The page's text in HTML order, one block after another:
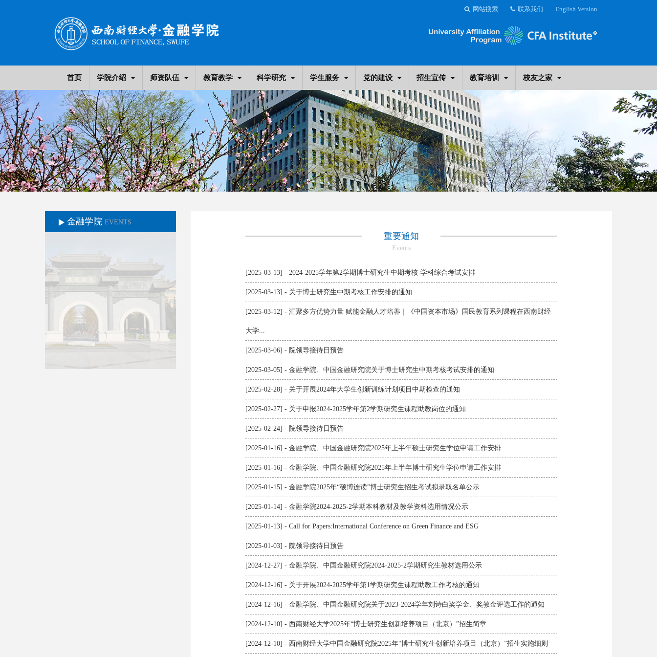
English Version
联系我们
网站搜索
首页 学院介绍 师资队伍 教育教学 科学研究 学生服务 党的建设 招生宣传 教育培训 校友之家
金融学院 EVENTS
重要通知
Events
[2025-03-13] - 2024-2025学年第2学期博士研究生中期考核-学科综合考试安排
[2025-03-13] - 关于博士研究生中期考核工作安排的通知
[2025-03-12] - 汇聚多方优势力量 赋能金融人才培养｜《中国资本市场》国民教育系列课程在西南财经
大学...
[2025-03-06] - 院领导接待日预告
[2025-03-05] - 金融学院、中国金融研究院关于博士研究生中期考核考试安排的通知
[2025-02-28] - 关于开展2024年大学生创新训练计划项目中期检查的通知
[2025-02-27] - 关于申报2024-2025学年第2学期研究生课程助教岗位的通知
[2025-02-24] - 院领导接待日预告
[2025-01-16] - 金融学院、中国金融研究院2025年上半年硕士研究生学位申请工作安排
[2025-01-16] - 金融学院、中国金融研究院2025年上半年博士研究生学位申请工作安排
[2025-01-15] - 金融学院2025年“硕博连读”博士研究生招生考试拟录取名单公示
[2025-01-14] - 金融学院2024-2025-2学期本科教材及教学资料选用情况公示
[2025-01-13] - Call for Papers:International Conference on Green Finance and ESG
[2025-01-03] - 院领导接待日预告
[2024-12-27] - 金融学院、中国金融研究院2024-2025-2学期研究生教材选用公示
[2024-12-16] - 关于开展2024-2025学年第1学期研究生课程助教工作考核的通知 ​
[2024-12-16] - 金融学院、中国金融研究院关于2023-2024学年刘诗白奖学金、奖教金评选工作的通知
[2024-12-10] - 西南财经大学2025年“博士研究生创新培养项目（北京）”招生简章
[2024-12-10] - 西南财经大学中国金融研究院2025年“博士研究生创新培养项目（北京）”招生实施细则